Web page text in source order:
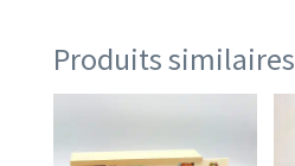
Produits similaires